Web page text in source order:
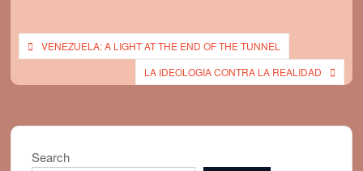
Post
navigation
VENEZUELA: A LIGHT AT THE END OF THE TUNNEL
LA IDEOLOGIA CONTRA LA REALIDAD
Search